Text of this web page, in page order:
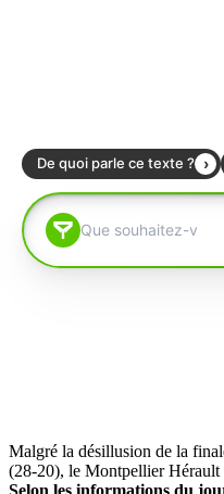
Malgré la désillusion de la
(28-20), le Montpellier Hérault
Selon les informations du